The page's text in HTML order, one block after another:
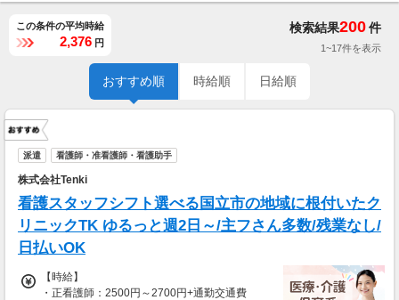
この条件の平均時給
2,376 円
検索結果200件
1~17件を表示
おすすめ順 時給順 日給順
派遣 看護師・准看護師・看護助手
株式会社Tenki
看護スタッフシフト選べる国立市の地域に根付いたク
リニックTK ゆるっと週2日～/主フさん多数/残業なし/
日払いOK
【時給】
・正看護師：2500円～2700円+通勤交通費